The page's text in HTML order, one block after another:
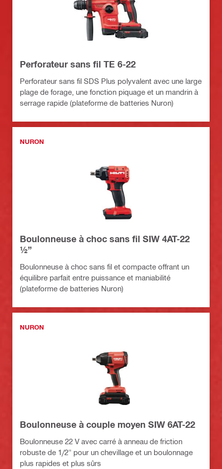
Perforateur sans fil TE 6-22
Perforateur sans fil SDS Plus polyvalent avec une large
plage de forage, une fonction piquage et un mandrin à
serrage rapide (plateforme de batteries Nuron)
NURON
Boulonneuse à choc sans fil SIW 4AT-22
½”
Boulonneuse à choc sans fil et compacte offrant un
équilibre parfait entre puissance et maniabilité
(plateforme de batteries Nuron)
NURON
Boulonneuse à couple moyen SIW 6AT-22
Boulonneuse 22 V avec carré à anneau de friction
robuste de 1/2" pour un chevillage et un boulonnage
plus rapides et plus sûrs